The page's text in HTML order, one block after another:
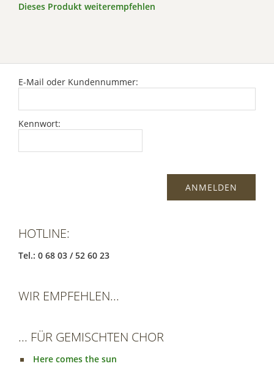
Dieses Produkt weiterempfehlen
E-Mail oder Kundennummer:
Kennwort:
HOTLINE:
Tel.: 0 68 03 / 52 60 23
WIR EMPFEHLEN...
... FÜR GEMISCHTEN CHOR
Here comes the sun